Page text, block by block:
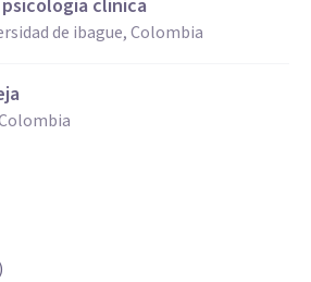
clinica
de ibague, Colombia